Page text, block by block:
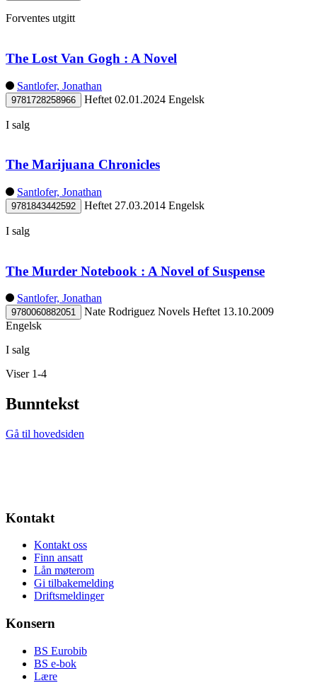
Forventes utgitt
The Lost Van Gogh : A Novel
Santlofer, Jonathan
9781728258966 Heftet 02.01.2024 Engelsk
I salg
The Marijuana Chronicles
Santlofer, Jonathan
9781843442592 Heftet 27.03.2014 Engelsk
I salg
The Murder Notebook : A Novel of Suspense
Santlofer, Jonathan
9780060882051 Nate Rodriguez Novels Heftet 13.10.2009
Engelsk
I salg
Viser 1-4
Bunntekst
Gå til hovedsiden
Kontakt
Kontakt oss
Finn ansatt
Lån møterom
Gi tilbakemelding
Driftsmeldinger
Konsern
BS Eurobib
BS e-bok
Lære